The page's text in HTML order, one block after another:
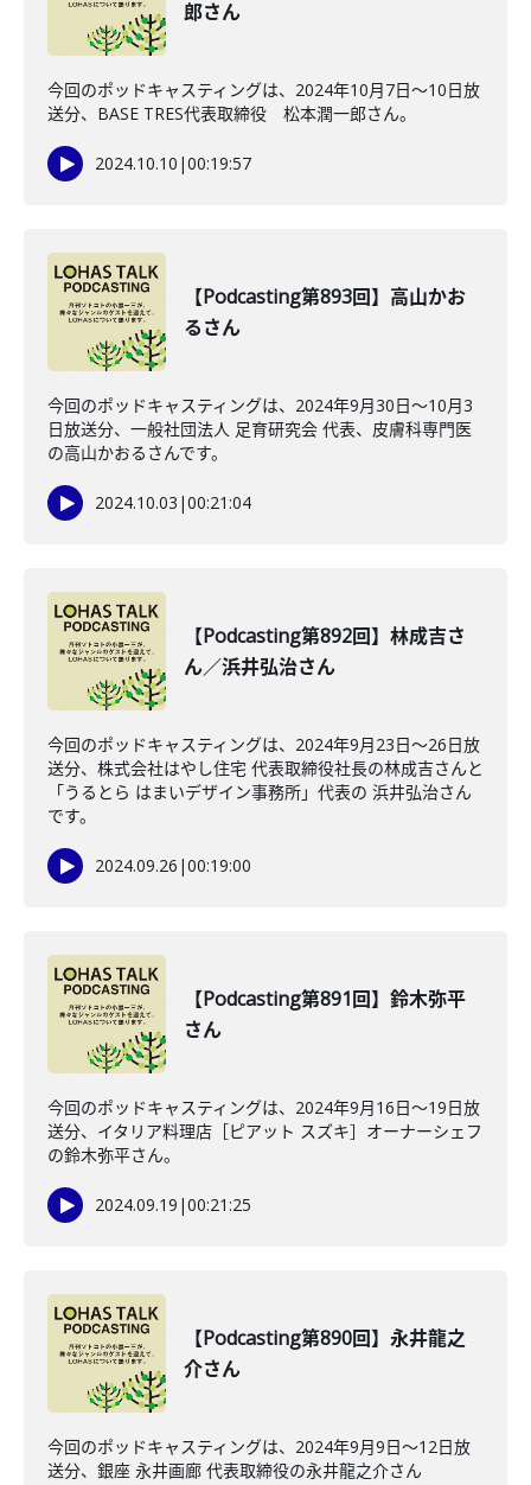
郎さん
今回のポッドキャスティングは、2024年10月7日〜10日放
送分、BASE TRES代表取締役 松本潤一郎さん。
2024.10.10 |00:19:57
【Podcasting第893回】高山かお
るさん
今回のポッドキャスティングは、2024年9月30日〜10月3
日放送分、一般社団法人 足育研究会 代表、皮膚科専門医
の高山かおるさんです。
2024.10.03 |00:21:04
【Podcasting第892回】林成吉さ
ん／浜井弘治さん
今回のポッドキャスティングは、2024年9月23日〜26日放
送分、株式会社はやし住宅 代表取締役社長の林成吉さんと
「うるとら はまいデザイン事務所」代表の 浜井弘治さん
です。
2024.09.26 |00:19:00
【Podcasting第891回】鈴木弥平
さん
今回のポッドキャスティングは、2024年9月16日〜19日放
送分、イタリア料理店［ピアット スズキ］オーナーシェフ
の鈴木弥平さん。
2024.09.19 |00:21:25
【Podcasting第890回】永井龍之
介さん
今回のポッドキャスティングは、2024年9月9日〜12日放
送分、銀座 永井画廊 代表取締役の永井龍之介さん